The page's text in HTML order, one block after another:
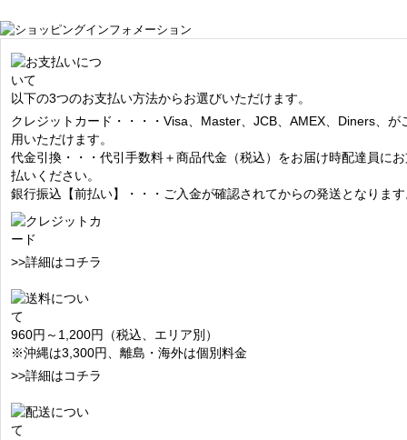
以下の3つのお支払い方法からお選びいただけます。
クレジットカード・・・・Visa、Master、JCB、AMEX、Diners、が
用いただけます。
代金引換・・・代引手数料＋商品代金（税込）をお届け時配達員に
払いください。
銀行振込【前払い】・・・ご入金が確認されてからの発送となりま
>>詳細はコチラ
960円～1,200円（税込、エリア別）
※沖縄は3,300円、離島・海外は個別料金
>>詳細はコチラ